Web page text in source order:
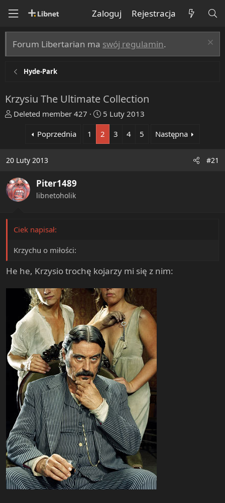
Zaloguj Rejestracja
Forum Libertarian ma swój regulamin.
Hyde-Park
Krzysiu The Ultimate Collection
T
a
d
s
t
a
e
Deleted member 427
R
o
z
p
5 Luty 2013
Poprzednia
1 2 3 4 5 Następna
20 Luty 2013 #21
Piter1489
libnetoholik
Ciek napisał:
Krzychu o miłości:
He he, Krzysio trochę kojarzy mi się z nim: